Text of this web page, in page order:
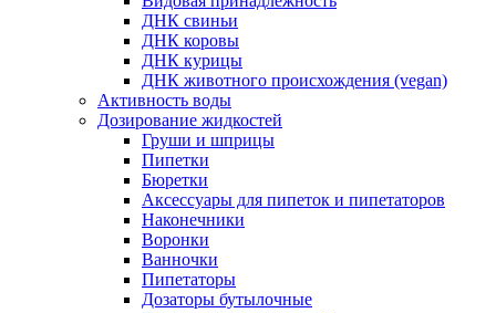
ДНК свиньи
ДНК коровы
ДНК курицы
ДНК животного происхождения (vegan)
Активность воды
Дозирование жидкостей
Груши и шприцы
Пипетки
Бюретки
Аксессуары для пипеток и пипетаторов
Наконечники
Воронки
Ванночки
Пипетаторы
Дозаторы бутылочные